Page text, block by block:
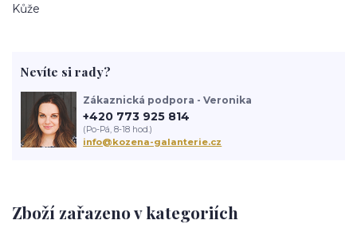
Kůže
Zboží zařazeno v kategoriích
Nevíte si rady?
Zákaznická podpora - Veronika
+420 773 925 814
(Po-Pá, 8-18 hod.)
info@kozena-galanterie.cz